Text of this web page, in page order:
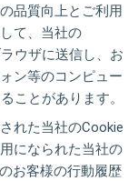
品質向上とご利用
て、当社の
ウザに送信し、お
ン等のコンピュー
ことがあります。
れた当社のCookie
になられた当社の
お客様の行動履歴